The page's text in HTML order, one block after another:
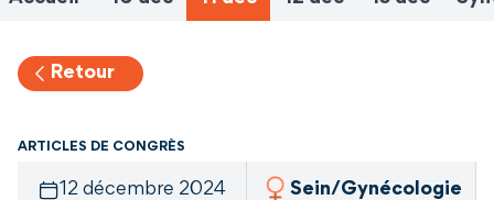
Retour
ARTICLES DE CONGRÈS
12 décembre 2024 Sein/Gynécologie